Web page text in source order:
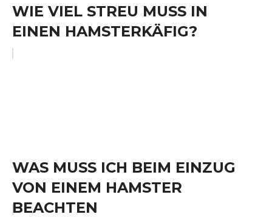
WIE VIEL STREU MUSS IN
EINEN HAMSTERKÄFIG?
WAS MUSS ICH BEIM EINZUG
VON EINEM HAMSTER
BEACHTEN